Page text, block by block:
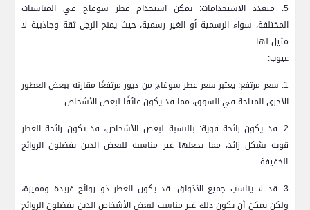
5. ​متعدد الاستخدامات:⁣ يمكن استخدام عطر سوفاج في المناسبات⁣
المختلفة، سواء الرسمية أو الغير⁣ رسمية، حيث يمنح الرجل ثقة وجاذبية لا
مثيل‌ لها.
عيوب:
1. سعر مرتفع: يعتبر سعر عطر سوفاج⁢ من ديور مرتفعًا‍ مقارنة ببعض ⁤العطور
الأخرى المتاحة في السوق، مما قد‍ يكون عائقًا لبعض الأشخاص.
2. قد ‌يكون رائحة قوية: ⁤بالنسبة لبعض ‍الأشخاص، قد تكون رائحة العطر
قوية بشكل زائد، مما يجعلها غير مناسبة للبعض الذين يفضلون الروائح
‍الخفيفة.
3. ⁢قد لا ⁣يناسب جميع الأذواق: ⁢قد يكون العطر ذو ⁤روائح‌ فريدة ومميزة،
ولكن يمكن أن يكون ذلك غير مناسب ⁤لبعض الأشخاص⁣ الذين يفضلون الروائح